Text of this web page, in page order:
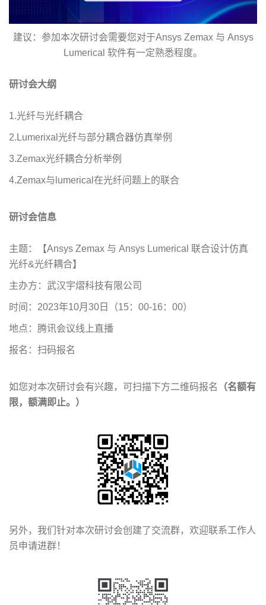
建议：参加本次研讨会需要您对于Ansys Zemax 与 Ansys
Lumerical 软件有一定熟悉程度。
研讨会大纲
1.光纤与光纤耦合
2.Lumerixal光纤与部分耦合器仿真举例
3.Zemax光纤耦合分析举例
4.Zemax与lumerical在光纤问题上的联合
研讨会信息
主题：【Ansys Zemax 与 Ansys Lumerical 联合设计仿真
光纤&光纤耦合】
主办方：武汉宇熠科技有限公司
时间：2023年10月30日（15：00-16：00）
地点：腾讯会议线上直播
报名：扫码报名
如您对本次研讨会有兴趣，可扫描下方二维码报名
（名额有
限，额满即止。）
另外，我们针对本次研讨会创建了交流群，欢迎联系工作人
员申请进群！